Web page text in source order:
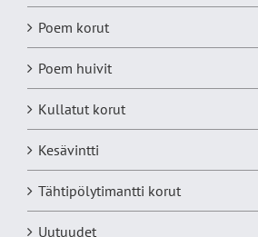
Poem korut
Poem huivit
Kullatut korut
Kesävintti
Tähtipölytimantti korut
Uutuudet